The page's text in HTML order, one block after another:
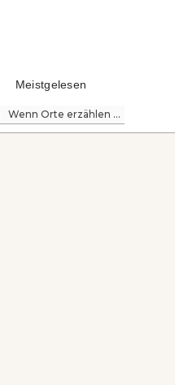
Meistgelesen
Wenn Orte erzählen ...